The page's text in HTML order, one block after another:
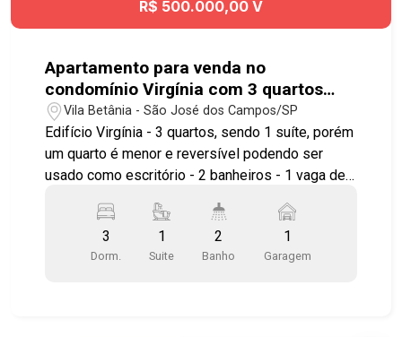
R$ 500.000,00 V
Apartamento para venda no
condomínio Virgínia com 3 quartos
sendo 1 suíte - 95 m² - Vila Betânia
Vila Betânia - São José dos Campos/SP
Edifício Virgínia - 3 quartos, sendo 1 suíte, porém
um quarto é menor e reversível podendo ser
usado como escritório - 2 banheiros - 1 vaga de
Cozinha - Área de serviço - Banheiro de serviço *
Condomínio possui: Elevador, Portaria 24 horas e
Salão de Festas Bem localizado, perto de ônibus,
3
Dorm.
1
Suite
2
Banho
1
Garagem